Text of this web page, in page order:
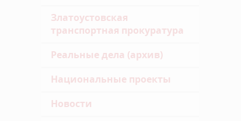
Златоустовская
транспортная прокуратура
Реальные дела (архив)
Национальные проекты
Новости